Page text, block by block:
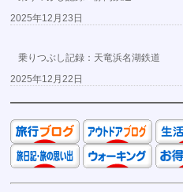
2025年12月23日
乗りつぶし記録：天竜浜名湖鉄道
2025年12月22日